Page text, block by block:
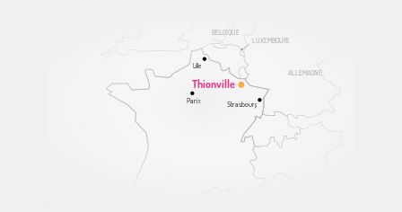
ALLEMAGNE
BELGIQUE
LUXEMBOURG
Thionville
Lille
Paris Strasbourg